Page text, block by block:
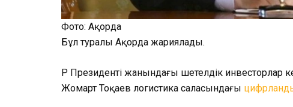
Фото: Ақорда
Бұл туралы Ақорда жариялады.
ҚР Президенті жанындағы шетелдік инвесторлар
Жомарт Тоқаев логистика саласындағы